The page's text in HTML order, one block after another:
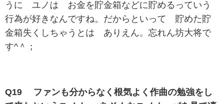
うに ユノは お金を貯金箱などに貯めるっていう
行為が好きなんですね。だからといって 貯めた貯
金箱失くしちゃうとは ありえん。忘れん坊大将で
す^＾；
Q19 ファンも分からなく根気よく作曲の勉強をし